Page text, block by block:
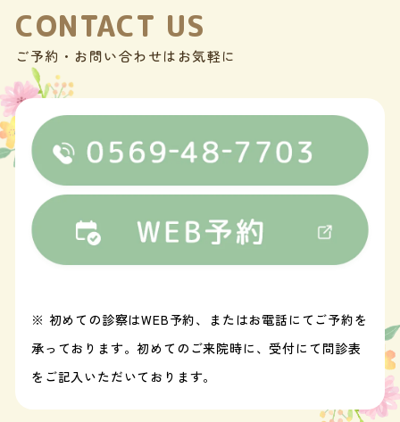
CONTACT US
ご予約・お問い合わせはお気軽に
※ 初めての診察はWEB予約、またはお電話にてご予約を
承っております。初めてのご来院時に、受付にて問診表
をご記入いただいております。